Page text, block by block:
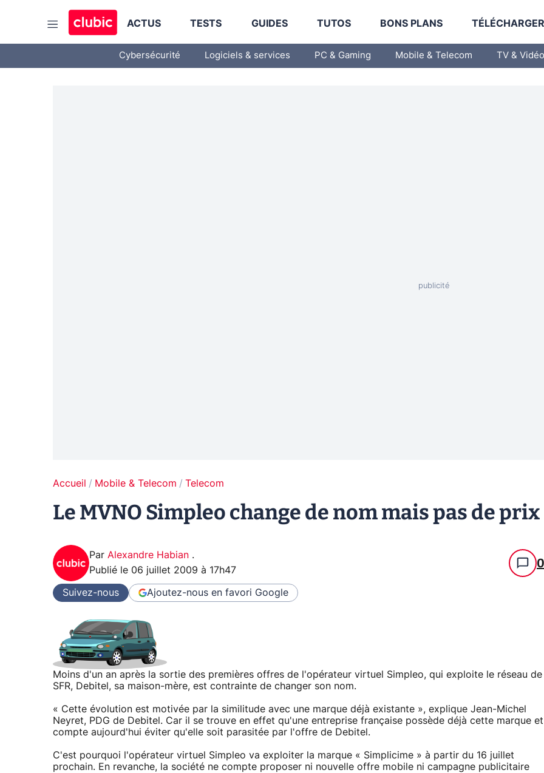
ACTUS TESTS GUIDES TUTOS BONS PLANS
Cybersécurité Logiciels & services PC & Gaming Mobile & Telecom TV & Vidéo
Accueil Mobile & Telecom Telecom
Le MVNO Simpleo change de nom mais pas de prix
Par Alexandre Habian .
Publié le 06 juillet 2009 à 17h47 0
Suivez-nous Ajoutez-nous en favori Google
Moins d'un an après la sortie des premières offres de l'opérateur virtuel Simpleo, qui exploite le réseau de
SFR, Debitel, sa maison-mère, est contrainte de changer son nom.
« Cette évolution est motivée par la similitude avec une marque déjà existante », explique Jean-Michel
Neyret, PDG de Debitel. Car il se trouve en effet qu'une entreprise française possède déjà cette marque et
compte aujourd'hui éviter qu'elle soit parasitée par l'offre de Debitel.
C'est pourquoi l'opérateur virtuel Simpleo va exploiter la marque « Simplicime » à partir du 16 juillet
prochain. En revanche, la société ne compte proposer ni nouvelle offre mobile ni campagne publicitaire